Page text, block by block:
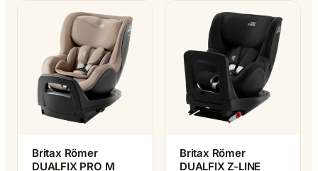
Britax Römer
DUALFIX PRO M
Britax Römer
DUALFIX Z-LINE